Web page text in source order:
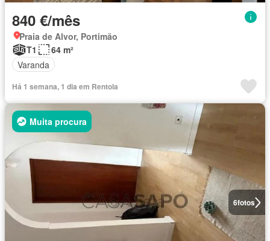
840 €/mês
Praia de Alvor, Portimão
T1
64 m²
Varanda
Há 1 semana, 1 dia em Rentola
6fotos
Muita procura